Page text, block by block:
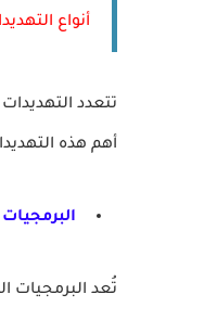
أنواع
تتعدد
أهم هذه
تُعد البرمجيات